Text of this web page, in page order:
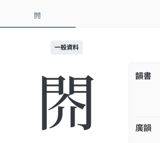
䦏
一般資料
䦏 韻書
廣韻